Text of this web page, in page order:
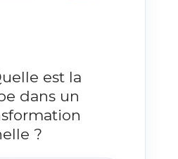
est la
dans un
?